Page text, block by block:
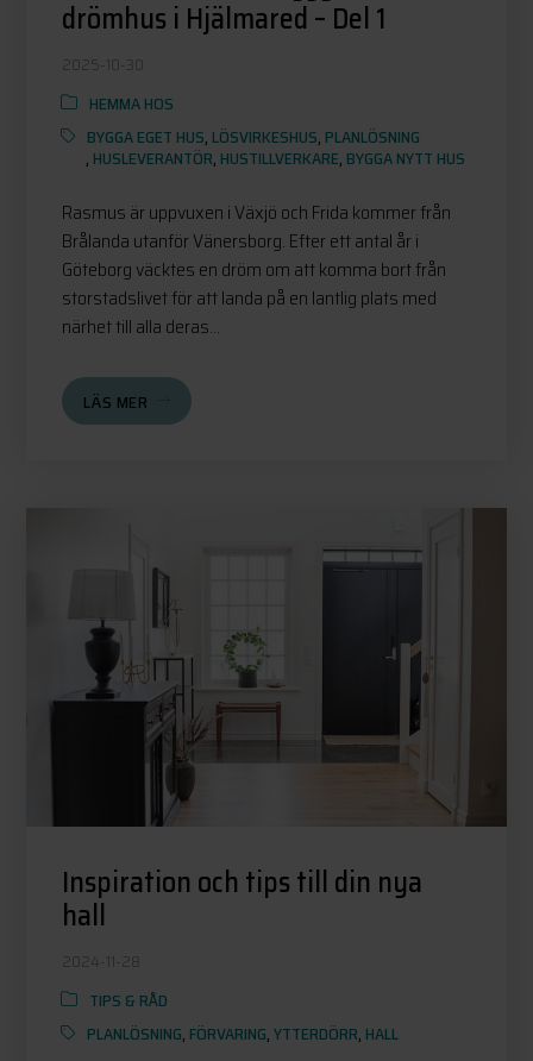
drömhus i Hjälmared – Del 1
2025-10-30
HEMMA HOS
BYGGA EGET HUS, LÖSVIRKESHUS, PLANLÖSNING
, HUSLEVERANTÖR, HUSTILLVERKARE, BYGGA NYTT HUS
Rasmus är uppvuxen i Växjö och Frida kommer från
Brålanda utanför Vänersborg. Efter ett antal år i
Göteborg väcktes en dröm om att komma bort från
storstadslivet för att landa på en lantlig plats med
närhet till alla deras...
LÄS MER
Inspiration och tips till din nya
hall
2024-11-28
TIPS & RÅD
PLANLÖSNING, FÖRVARING,YTTERDÖRR, HALL